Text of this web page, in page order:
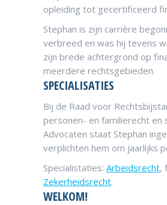
opleiding tot gecertificeerd
Stephan is zijn carrière
verbreed en was hij tevens
zijn brede achtergrond op
meerdere rechtsgebieden.
SPECIALISATIES
Bij de Raad voor
personen- en familierecht
Advocaten staat Stephan
verplichten hem om jaarlijks
Specialistaties: Arbeidsrecht,
Zekerheidsrecht.
WELKOM!